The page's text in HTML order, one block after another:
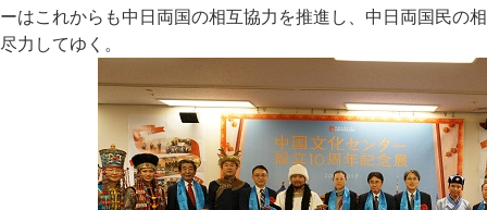
ーはこれからも中日両国の相互協力を推進し、中日両国民の
尽力してゆく。